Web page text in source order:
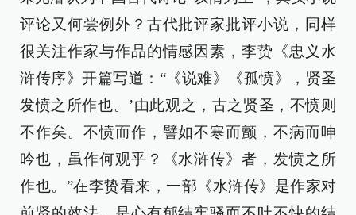
评论又何尝例外？古代批评家批评小说，同样
很关注作家与作品的情感因素，李贽《忠义水
浒传序》开篇写道：“《说难》《孤愤》，贤圣
发愤之所作也。’由此观之，古之贤圣，不愤则
不作矣。不愤而作，譬如不寒而颤，不病而呻
吟也，虽作何观乎？《水浒传》者，发愤之所
作也。”在李贽看来，一部《水浒传》是作家对